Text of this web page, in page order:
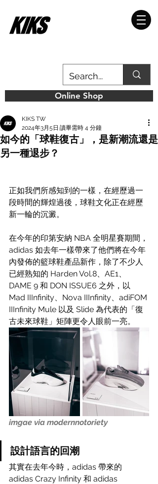
Online Shop
如今的「球鞋復古」，是新潮流還是
另一種退步？
KIKS TW
2024年3月5日 讀畢需時 4 分鐘
正如我們所感知到的一樣，在經歷過一
段時間的輝煌過後，球鞋文化正在經歷
新一輪的沉澱。
在今年的印第安納 NBA 全明星賽期間，
adidas 如去年一樣帶來了他們將在今年
內發佈的籃球鞋產品新作，除了不少人
已經熟知的 Harden Vol.8、AE1、
DAME 9 和 DON ISSUE6 之外，以
Mad IIInfinity、Nova IIInfinity、adiFOM
IIInfinity Mule 以及 Slide 為代表的「復
古未來球鞋」矩陣更令人眼前一亮。
imgae via modernnotoriety
設計語言的回潮
其實在去年今時，adidas 帶來的
adidas Crazy Infinity 和 adidas